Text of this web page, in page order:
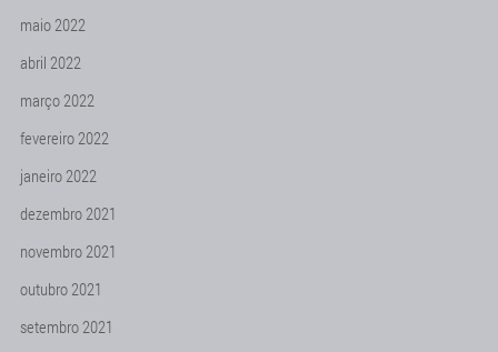
maio 2022
abril 2022
março 2022
fevereiro 2022
janeiro 2022
dezembro 2021
novembro 2021
outubro 2021
setembro 2021